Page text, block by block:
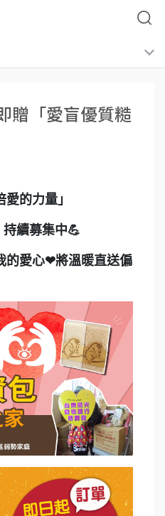
贈「愛盲優質糙
愛的力量」
續募集中💪
的愛心❤將溫暖直送偏